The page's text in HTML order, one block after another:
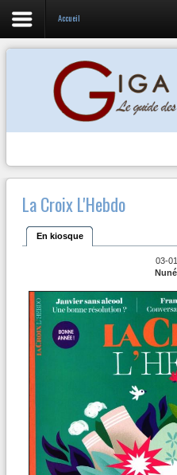
Accueil
La Croix L'Hebdo
En kiosque
03-